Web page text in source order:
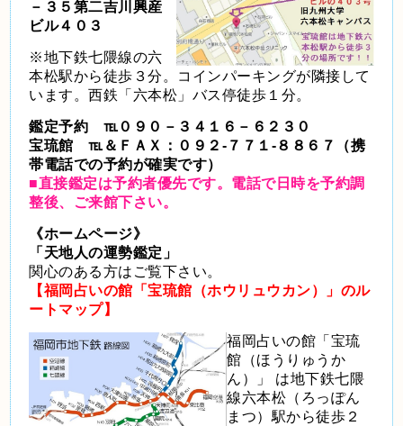
－３５第二吉川興産
ビル４０３
※地下鉄七隈線の六
本松駅から徒歩３分。コインパーキングが隣接して
います。西鉄「六本松」バス停徒歩１分。
鑑定予約 ℡０９０－３４１６－６２３０
宝琉館 ℡＆ＦＡＸ：０９２-７７１-８８６７（携
帯電話での予約が確実です）
■直接鑑定は予約者優先です。電話で日時を予約調
整後、ご来館下さい。
《ホームページ》
「天地人の運勢鑑定」
関心のある方はご覧下さい。
【福岡占いの館「宝琉館（ホウリュウカン）」のル
ートマップ】
福岡占いの館「宝琉
館（ほうりゅうか
ん）」
は地下鉄七隈
線六本松（ろっぽん
まつ）駅から徒歩２